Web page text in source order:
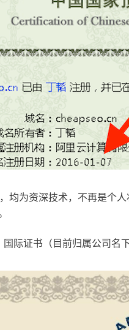
均为资深技术，不再是个
际证书（目前归属公司名下